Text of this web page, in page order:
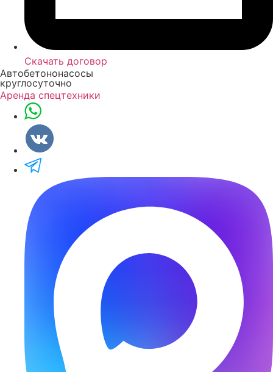
Скачать договор
Автобетононасосы
круглосуточно
Аренда спецтехники